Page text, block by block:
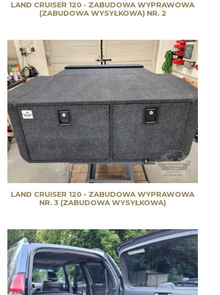
LAND CRUISER 120 - ZABUDOWA WYPRAWOWA
(ZABUDOWA WYSYŁKOWA) NR. 2
LAND CRUISER 120 - ZABUDOWA WYPRAWOWA
NR. 3 (ZABUDOWA WYSYŁKOWA)